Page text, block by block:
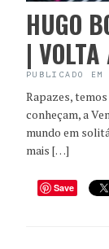
HUGO
|
PUBLICADO EM
Rapazes,
conheçam, a
mundo em
mais […]
Save